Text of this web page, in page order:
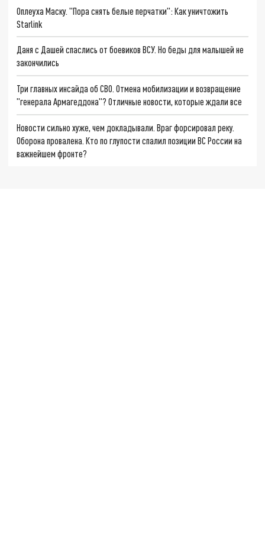
Оплеуха Маску. "Пора снять белые перчатки": Как уничтожить
Starlink
Даня с Дашей спаслись от боевиков ВСУ. Но беды для малышей не
закончились
Три главных инсайда об СВО. Отмена мобилизации и возвращение
"генерала Армагеддона"? Отличные новости, которые ждали все
Новости сильно хуже, чем докладывали. Враг форсировал реку.
Оборона провалена. Кто по глупости спалил позиции ВС России на
важнейшем фронте?